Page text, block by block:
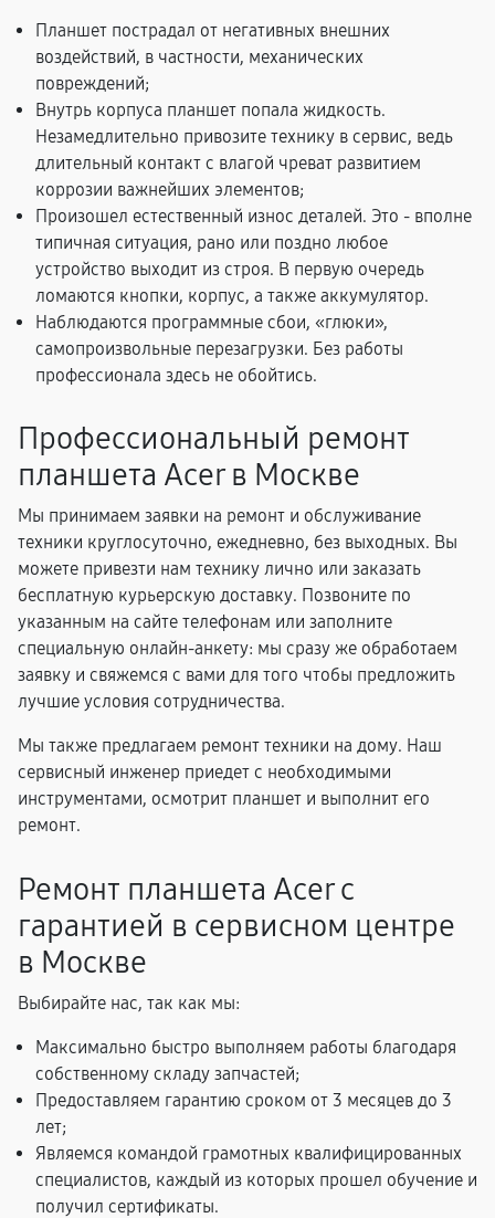
Планшет пострадал от негативных внешних
воздействий, в частности, механических
повреждений;
Внутрь корпуса планшет попала жидкость.
Незамедлительно привозите технику в сервис, ведь
длительный контакт с влагой чреват развитием
коррозии важнейших элементов;
Произошел естественный износ деталей. Это - вполне
типичная ситуация, рано или поздно любое
устройство выходит из строя. В первую очередь
ломаются кнопки, корпус, а также аккумулятор.
Наблюдаются программные сбои, «глюки»,
самопроизвольные перезагрузки. Без работы
профессионала здесь не обойтись.
Профессиональный ремонт
планшета Acer в Москве
Мы принимаем заявки на ремонт и обслуживание
техники круглосуточно, ежедневно, без выходных. Вы
можете привезти нам технику лично или заказать
бесплатную курьерскую доставку. Позвоните по
указанным на сайте телефонам или заполните
специальную онлайн-анкету: мы сразу же обработаем
заявку и свяжемся с вами для того чтобы предложить
лучшие условия сотрудничества.
Мы также предлагаем ремонт техники на дому. Наш
сервисный инженер приедет с необходимыми
инструментами, осмотрит планшет и выполнит его
ремонт.
Ремонт планшета Acer с
гарантией в сервисном центре
в Москве
Выбирайте нас, так как мы:
Максимально быстро выполняем работы благодаря
собственному складу запчастей;
Предоставляем гарантию сроком от 3 месяцев до 3
лет;
Являемся командой грамотных квалифицированных
специалистов, каждый из которых прошел обучение и
получил сертификаты.